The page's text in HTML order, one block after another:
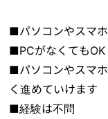
■パソコンやスマ
■PCがなくてもOK
■パソコンやスマ
く進めていけます
■経験は不問